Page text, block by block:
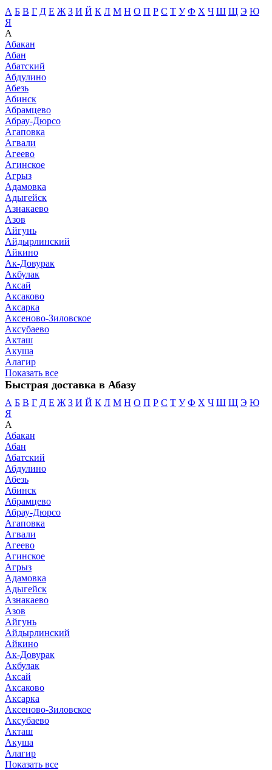
А Б В Г Д Е Ж З И Й К Л М Н О П Р С Т У Ф Х Ч Ш Щ Э Ю
Я
А
Абакан
Абан
Абатский
Абдулино
Абезь
Абинск
Абрамцево
Абрау-Дюрсо
Агаповка
Агвали
Агеево
Агинское
Агрыз
Адамовка
Адыгейск
Азнакаево
Азов
Айгунь
Айдырлинский
Айкино
Ак-Довурак
Акбулак
Аксай
Аксаково
Аксарка
Аксеново-Зиловское
Аксубаево
Акташ
Акуша
Алагир
Показать все
Быстрая доставка в Абазу
А Б В Г Д Е Ж З И Й К Л М Н О П Р С Т У Ф Х Ч Ш Щ Э Ю
Я
А
Абакан
Абан
Абатский
Абдулино
Абезь
Абинск
Абрамцево
Абрау-Дюрсо
Агаповка
Агвали
Агеево
Агинское
Агрыз
Адамовка
Адыгейск
Азнакаево
Азов
Айгунь
Айдырлинский
Айкино
Ак-Довурак
Акбулак
Аксай
Аксаково
Аксарка
Аксеново-Зиловское
Аксубаево
Акташ
Акуша
Алагир
Показать все